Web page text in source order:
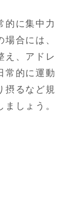
的に集中力
合には、
え、アドレ
常的に運動
摂るなど規
しょう。